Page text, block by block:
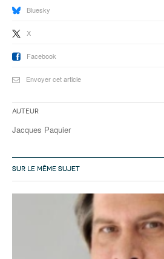
Bluesky
X
Facebook
Envoyer cet article
Auteur
Jacques Paquier
SUR LE MÊME SUJET